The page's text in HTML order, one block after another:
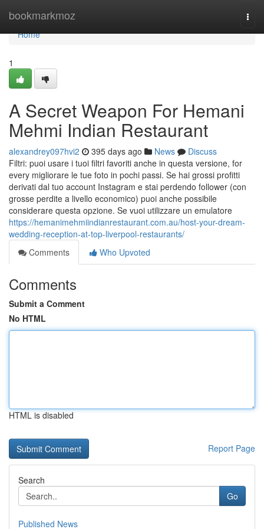
bookmarkmoz
Home
Home
1
A Secret Weapon For Hemani
Mehmi Indian Restaurant
alexandrey097hvi2 395 days ago News
Discuss
Filtri: puoi usare i tuoi filtri favoriti anche in questa versione, for
every migliorare le tue foto in pochi passi. Se hai grossi profitti
derivati dal tuo account Instagram e stai perdendo follower (con
grosse perdite a livello economico) puoi anche possibile
considerare questa opzione. Se vuoi utilizzare un emulatore
https://hemanimehmiindianrestaurant.com.au/host-your-dream-
wedding-reception-at-top-liverpool-restaurants/
Comments
Who Upvoted
Comments
Submit a Comment
No HTML
HTML is disabled
Report Page
Search
Go
Published News